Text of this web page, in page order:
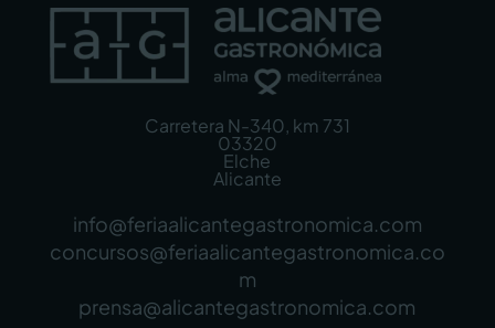
Carretera N-340, km 731
03320
Elche
Alicante
info@feriaalicantegastronomica.com
concursos@feriaalicantegastronomica.co
m
prensa@alicantegastronomica.com